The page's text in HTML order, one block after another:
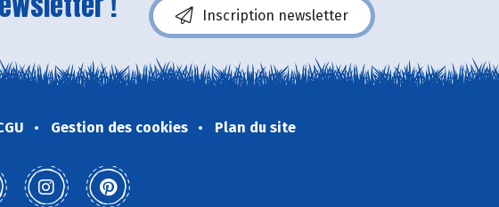
Inscription newsletter
Gestion des cookies Plan du site